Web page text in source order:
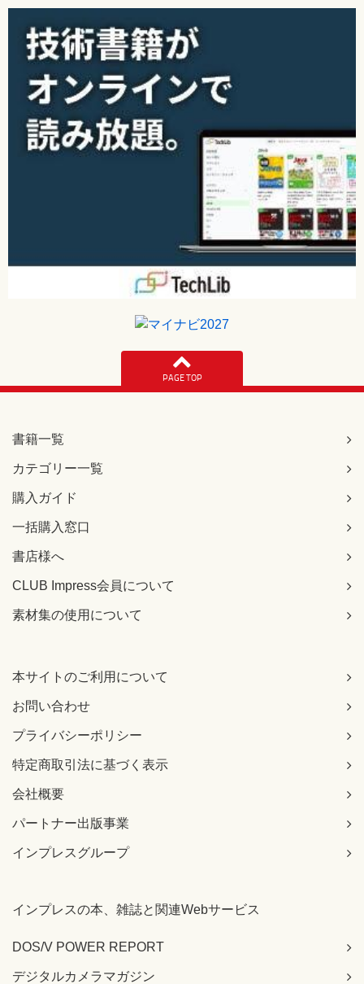
PAGE TOP
書籍一覧
カテゴリー一覧
購入ガイド
一括購入窓口
書店様へ
CLUB Impress会員について
素材集の使用について
本サイトのご利用について
お問い合わせ
プライバシーポリシー
特定商取引法に基づく表示
会社概要
パートナー出版事業
インプレスグループ
インプレスの本、雑誌と関連Webサービス
DOS/V POWER REPORT
デジタルカメラマガジン